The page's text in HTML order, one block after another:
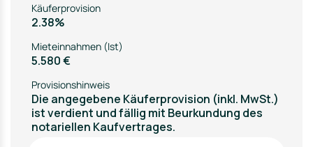
Käuferprovision
2.38%
Mieteinnahmen (Ist)
5.580 €
Provisionshinweis
Die angegebene Käuferprovision (inkl. MwSt.)
ist verdient und fällig mit Beurkundung des
notariellen Kaufvertrages.